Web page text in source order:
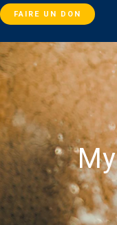
FAIRE UN DON